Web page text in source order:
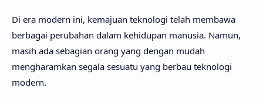
Di era modern ini, kemajuan teknologi telah membawa
berbagai perubahan dalam kehidupan manusia. Namun,
masih ada sebagian orang yang dengan mudah
mengharamkan segala sesuatu yang berbau teknologi
modern.